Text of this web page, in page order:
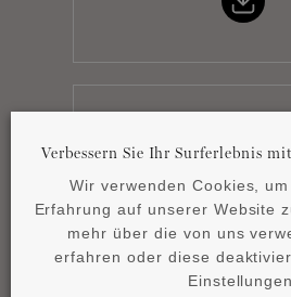
pdf 4,15 MB
Verbessern Sie Ihr Surferlebnis
Wir verwenden Cookies,
Erfahrung auf unserer Website
mehr über die von uns
erfahren oder diese
Einstellungen.